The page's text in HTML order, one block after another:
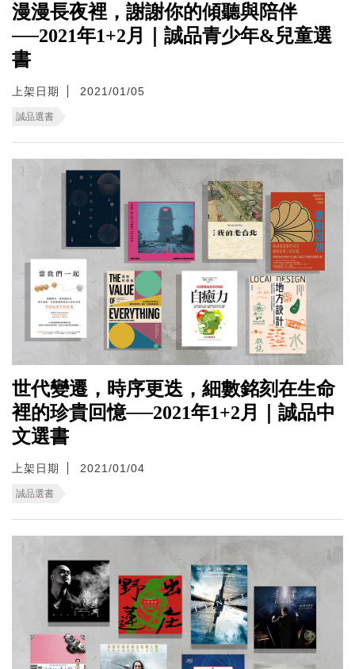
漫漫長夜裡，謝謝你的傾聽與陪伴
──2021年1+2月｜誠品青少年&兒童選
書
上架日期 2021/01/05
誠品選書
世代變遷，時序更迭，細數銘刻在生命
裡的珍貴回憶──2021年1+2月｜誠品中
文選書
上架日期 2021/01/04
誠品選書